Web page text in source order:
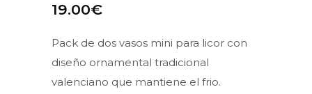
19.00€
Pack de dos vasos mini para licor con
diseño ornamental tradicional
valenciano que mantiene el frio.